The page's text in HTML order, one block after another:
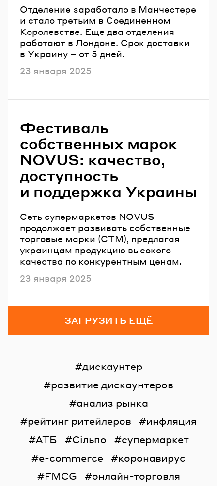
Отделение заработало в Манчестере
и стало третьим в Соединенном
Королевстве. Еще два отделения
работают в Лондоне. Срок доставки
в Украину – от 5 дней.
Опубликовано
23 января 2025
Фестиваль
собственных марок
NOVUS: качество,
доступность
и поддержка Украины
Сеть супермаркетов NOVUS
продолжает развивать собственные
торговые марки (СТМ), предлагая
украинцам продукцию высокого
качества по конкурентным ценам.
Опубликовано
23 января 2025
ЗАГРУЗИТЬ ЕЩЁ
дискаунтер
развитие дискаунтеров
анализ рынка
рейтинг ритейлеров
инфляция
АТБ
Сільпо
супермаркет
e-commerce
коронавирус
FMCG
онлайн-торговля